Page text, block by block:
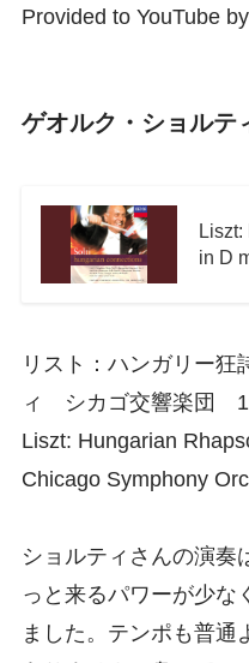
Provided to YouTube
ゲオルク・ショル
in D
リスト：ハンガリー
ィ シカゴ交響楽団
Liszt: Hungarian
Chicago Symphony
ショルティさんの演奏
っと来るパワーが少な
ました。テンポも普通